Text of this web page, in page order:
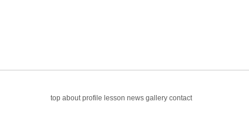
top about profile lesson news gallery contact